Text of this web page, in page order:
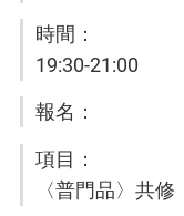
19:30-21:00
〈普門品〉共修